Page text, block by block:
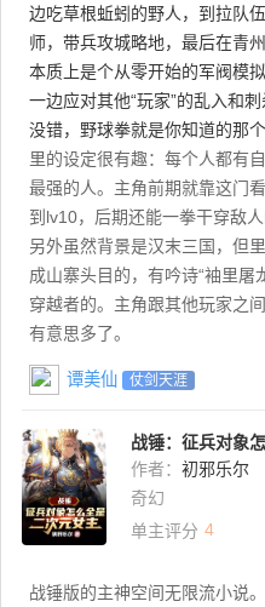
边吃草根蚯蚓的野人，到拉队
师，带兵攻城略地，最后在青
本质上是个从零开始的军阀模
一边应对其他“玩家”的乱入和刺
没错，野球拳就是你知道的那
里的设定很有趣：每个人都有
最强的人。主角前期就靠这门
到lv10，后期还能一拳干穿敌人
另外虽然背景是汉末三国，但
成山寨头目的，有吟诗“袖里屠
穿越者的。主角跟其他玩家之
有意思多了。
谭美仙 仗剑天涯
作者： 初邪乐尔
奇幻
单主评分 4
战锤版的主神空间无限流小说。